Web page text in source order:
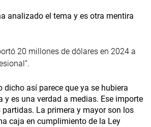
analizado el tema y es otra mentira
20 millones de dólares en 2024 a
dicho así parece que ya se hubiera
y es una verdad a medias. Ese importe
partidas. La primera y mayor son los
caja en cumplimiento de la Ley